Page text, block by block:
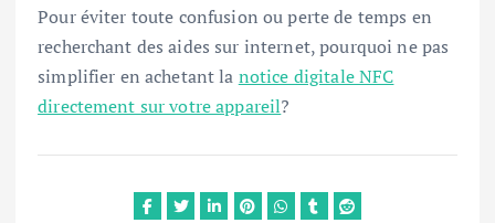
Pour éviter toute confusion ou perte de temps en
recherchant des aides sur internet, pourquoi ne pas
simplifier en achetant la notice digitale NFC
directement sur votre appareil?